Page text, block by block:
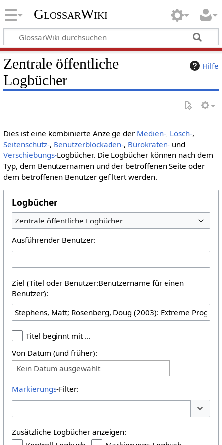
GlossarWiki
Hilfe
Zentrale öffentliche
Logbücher
Dies ist eine kombinierte Anzeige der Medien-, Lösch-,
Seitenschutz-, Benutzerblockaden-, Bürokraten-und
Verschiebungs-Logbücher. Die Logbücher können nach dem
Typ, dem Benutzernamen und der betroffenen Seite oder
dem betroffenen Benutzer gefiltert werden.
Logbücher
Zentrale öffentliche Logbücher
Ausführender Benutzer:
Ziel (Titel oder Benutzer:Benutzername für einen
Benutzer):
Titel beginnt mit …
Von Datum (und früher):
Kein Datum ausgewählt
Markierungs-Filter:
Zusätzliche Logbücher anzeigen: